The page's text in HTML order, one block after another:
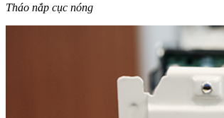
Tháo nắp cục nóng